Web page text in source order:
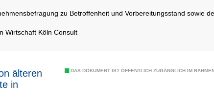
zu Betroffenheit und Vorbereitungsstand sowie
Wirtschaft Köln Consult
DAS DOKUMENT IST ÖFFENTLICH ZUGÄNGLICH IM
älteren
in